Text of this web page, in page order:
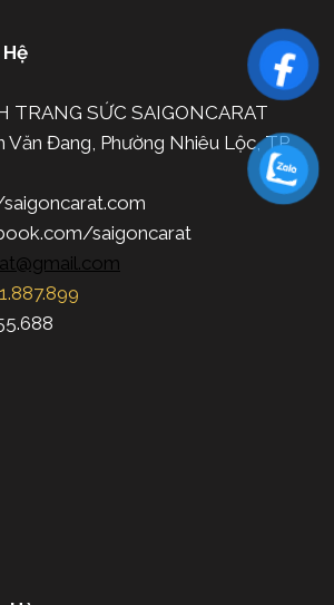
TRANG SỨC SAIGONCARAT
Đang, Phường Nhiêu Lộc, TP.
saigoncarat